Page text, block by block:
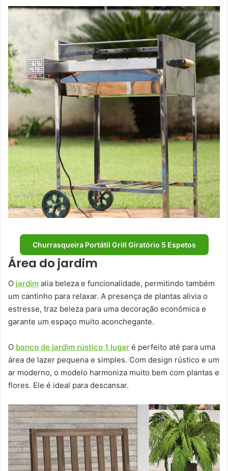
Churrasqueira Portátil Grill Giratório 5 Espetos
Área do jardim
O jardim alia beleza e funcionalidade, permitindo também
um cantinho para relaxar. A presença de plantas alivia o
estresse, traz beleza para uma decoração econômica e
garante um espaço muito aconchegante.
O banco de jardim rústico 1 lugar é perfeito até para uma
área de lazer pequena e simples. Com design rústico e um
ar moderno, o modelo harmoniza muito bem com plantas e
flores. Ele é ideal para descansar.